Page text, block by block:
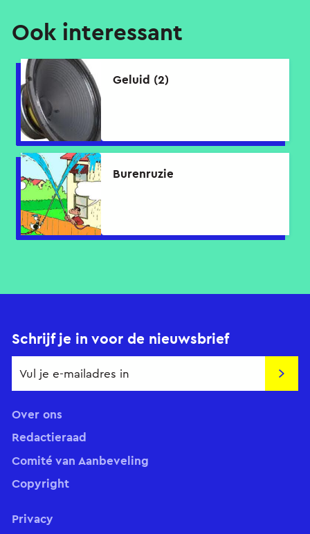
Ook interessant
Geluid (2)
Burenruzie
Schrijf je in voor de nieuwsbrief
Over ons
Redactieraad
Comité van Aanbeveling
Copyright
Privacy